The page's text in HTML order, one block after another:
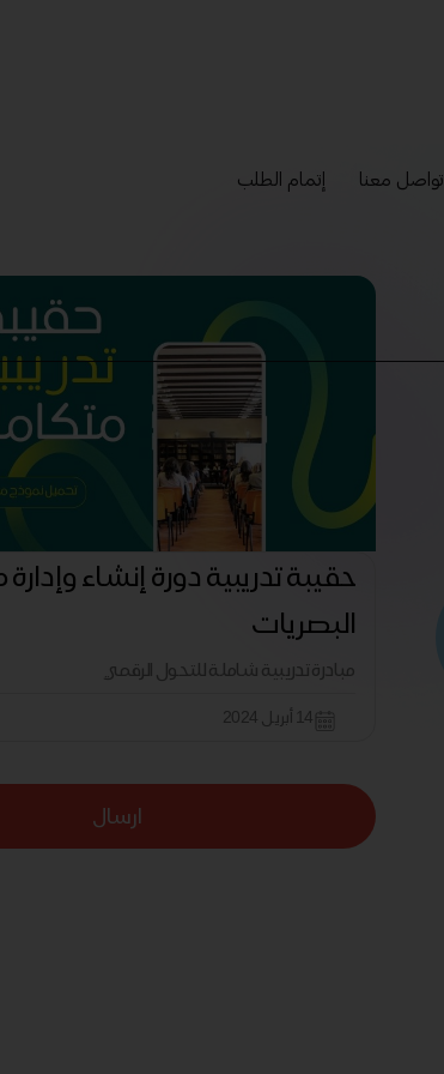
تواصل معنا إتمام الطلب
حقيبة تدريبية دورة إنشاء
البصريات
مبادرة تدريبية شاملة للتحول الرقمي
14 أبريل 2024
ارسال